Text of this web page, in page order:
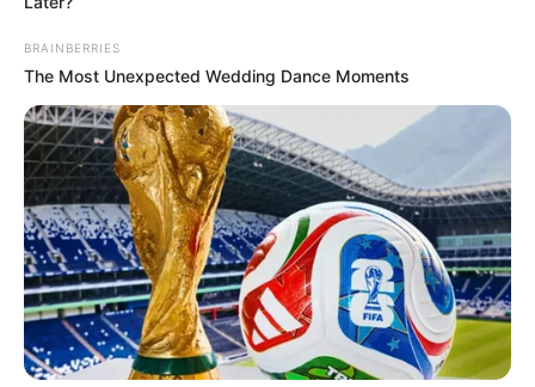
BRAINBERRIES
The Most Unexpected Wedding Dance Moments